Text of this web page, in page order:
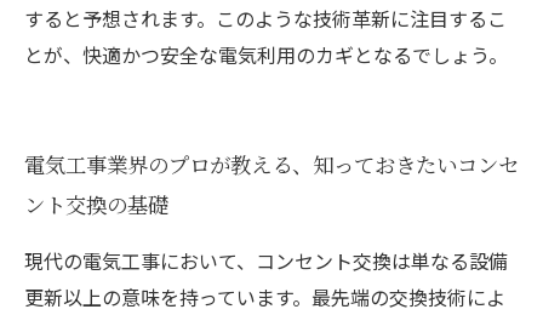
すると予想されます。このような技術革新に注目するこ
とが、快適かつ安全な電気利用のカギとなるでしょう。
電気工事業界のプロが教える、知っておきたいコンセ
ント交換の基礎
現代の電気工事において、コンセント交換は単なる設備
更新以上の意味を持っています。最先端の交換技術によ